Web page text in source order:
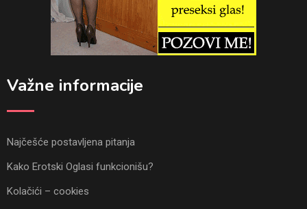
Važne informacije
Najčešće postavljena pitanja
Kako Erotski Oglasi funkcionišu?
Kolačići – cookies